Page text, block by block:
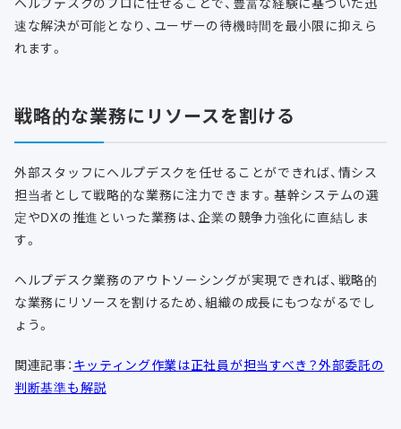
速な解決が可能となり、ユーザーの待機時間を最小限に抑えら
れます。
戦略的な業務にリソースを割ける
外部スタッフにヘルプデスクを任せることができれば、情シス
担当者として戦略的な業務に注力できます。基幹システムの選
定やDXの推進といった業務は、企業の競争力強化に直結しま
す。
ヘルプデスク業務のアウトソーシングが実現できれば、戦略的
な業務にリソースを割けるため、組織の成長にもつながるでし
ょう。
関連記事： キッティング作業は正社員が担当すべき？外部委託の
判断基準も解説